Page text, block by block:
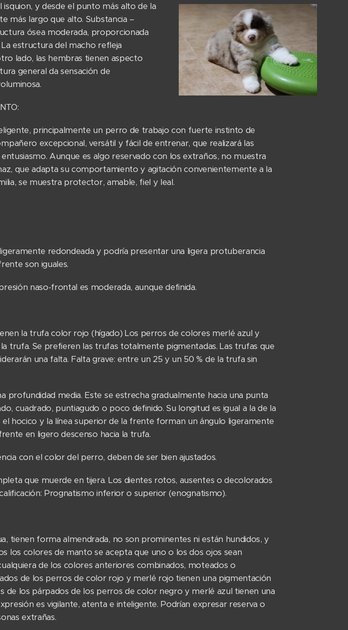
y desde el punto más alto de la
más largo que alto. Substancia –
ósea moderada, proporcionada
estructura del macho refleja
lado, las hembras tienen aspecto
general da sensación de
principalmente un perro de trabajo con fuerte instinto de
excepcional, versátil y fácil de entrenar, que realizará las
Aunque es algo reservado con los extraños, no muestra
que adapta su comportamiento y agitación convenientemente a la
se muestra protector, amable, fiel y leal.
redondeada y podría presentar una ligera protuberancia
son iguales.
naso-frontal es moderada, aunque definida.
la trufa color rojo (hígado) Los perros de colores merlé azul y
trufa. Se prefieren las trufas totalmente pigmentadas. Las trufas que
una falta. Falta grave: entre un 25 y un 50 % de la trufa sin
profundidad media. Este se estrecha gradualmente hacia una punta
cuadrado, puntiagudo o poco definido. Su longitud es igual a la de la
hocico y la línea superior de la frente forman un ángulo ligeramente
en ligero descenso hacia la trufa.
con el color del perro, deben de ser bien ajustados.
que muerde en tijera. Los dientes rotos, ausentes o decolorados
Prognatismo inferior o superior (enognatismo).
tienen forma almendrada, no son prominentes ni están hundidos, y
los colores de manto se acepta que uno o los dos ojos sean
de los colores anteriores combinados, moteados o
de los perros de color rojo y merlé rojo tienen una pigmentación
de los párpados de los perros de color negro y merlé azul tienen una
es vigilante, atenta e inteligente. Podrían expresar reserva o
extrañas.